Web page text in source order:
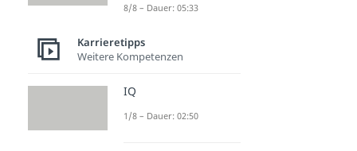
8/8 – Dauer: 05:33
Karrieretipps
Weitere Kompetenzen
IQ
1/8 – Dauer: 02:50